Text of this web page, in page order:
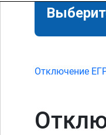
Отключение